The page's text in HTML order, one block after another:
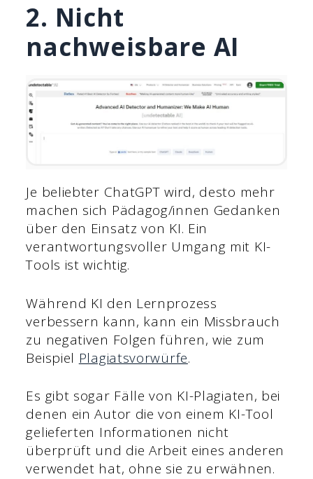
2. Nicht
nachweisbare AI
Je beliebter ChatGPT wird, desto mehr
machen sich Pädagog/innen Gedanken
über den Einsatz von KI. Ein
verantwortungsvoller Umgang mit KI-
Tools ist wichtig.
Während KI den Lernprozess
verbessern kann, kann ein Missbrauch
zu negativen Folgen führen, wie zum
Beispiel Plagiatsvorwürfe.
Es gibt sogar Fälle von KI-Plagiaten, bei
denen ein Autor die von einem KI-Tool
gelieferten Informationen nicht
überprüft und die Arbeit eines anderen
verwendet hat, ohne sie zu erwähnen.